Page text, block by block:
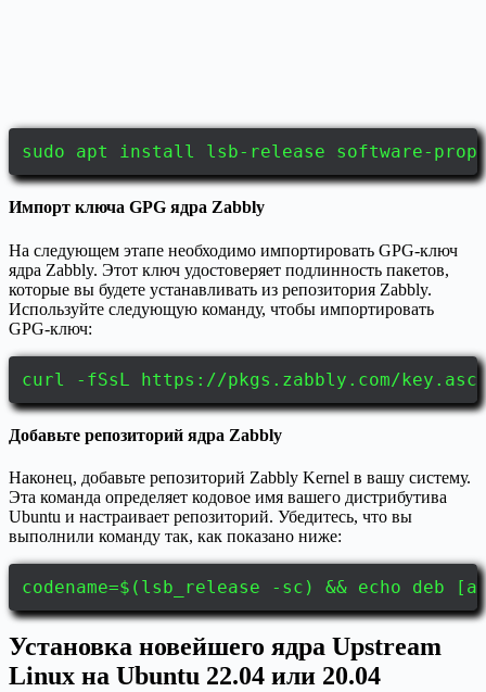
sudo apt install lsb-release software-
Импорт ключа GPG ядра Zabbly
На следующем этапе необходимо импортировать GPG-ключ
ядра Zabbly. Этот ключ удостоверяет подлинность пакетов,
которые вы будете устанавливать из репозитория Zabbly.
Используйте следующую команду, чтобы импортировать
GPG-ключ:
curl -fSsL https://pkgs.zabbly.com/
Добавьте репозиторий ядра Zabbly
Наконец, добавьте репозиторий Zabbly Kernel в вашу систему.
Эта команда определяет кодовое имя вашего дистрибутива
Ubuntu и настраивает репозиторий. Убедитесь, что вы
выполнили команду так, как показано ниже:
codename=$(lsb_release -sc) && echo
Установка новейшего ядра Upstream
Linux на Ubuntu 22.04 или 20.04